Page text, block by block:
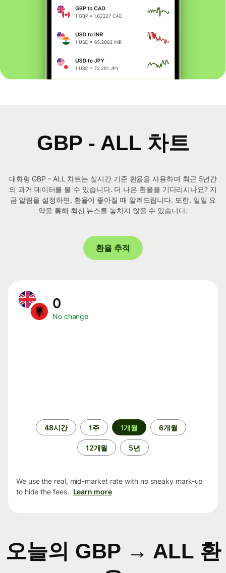
GBP - ALL 차트
대화형 GBP - ALL 차트는 실시간 기준 환율을 사용하며 최근 5년간
의 과거 데이터를 볼 수 있습니다. 더 나은 환율을 기다리시나요? 지
금 알림을 설정하면, 환율이 좋아질 때 알려드립니다. 또한, 일일 요
약을 통해 최신 뉴스를 놓치지 않을 수 있습니다.
환율 추적
0
No change
48시간 1주 1개월 6개월
12개월 5년
We use the real, mid-market rate with no sneaky mark-up
to hide the fees. Learn more
오늘의 GBP → ALL 환